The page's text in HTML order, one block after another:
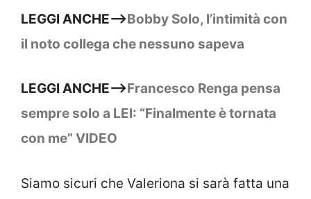
LEGGI ANCHE–>Bobby Solo, l’intimità con
il noto collega che nessuno sapeva
LEGGI ANCHE–>Francesco Renga pensa
sempre solo a LEI: “Finalmente è tornata
con me” VIDEO
Siamo sicuri che Valeriona si sarà fatta una